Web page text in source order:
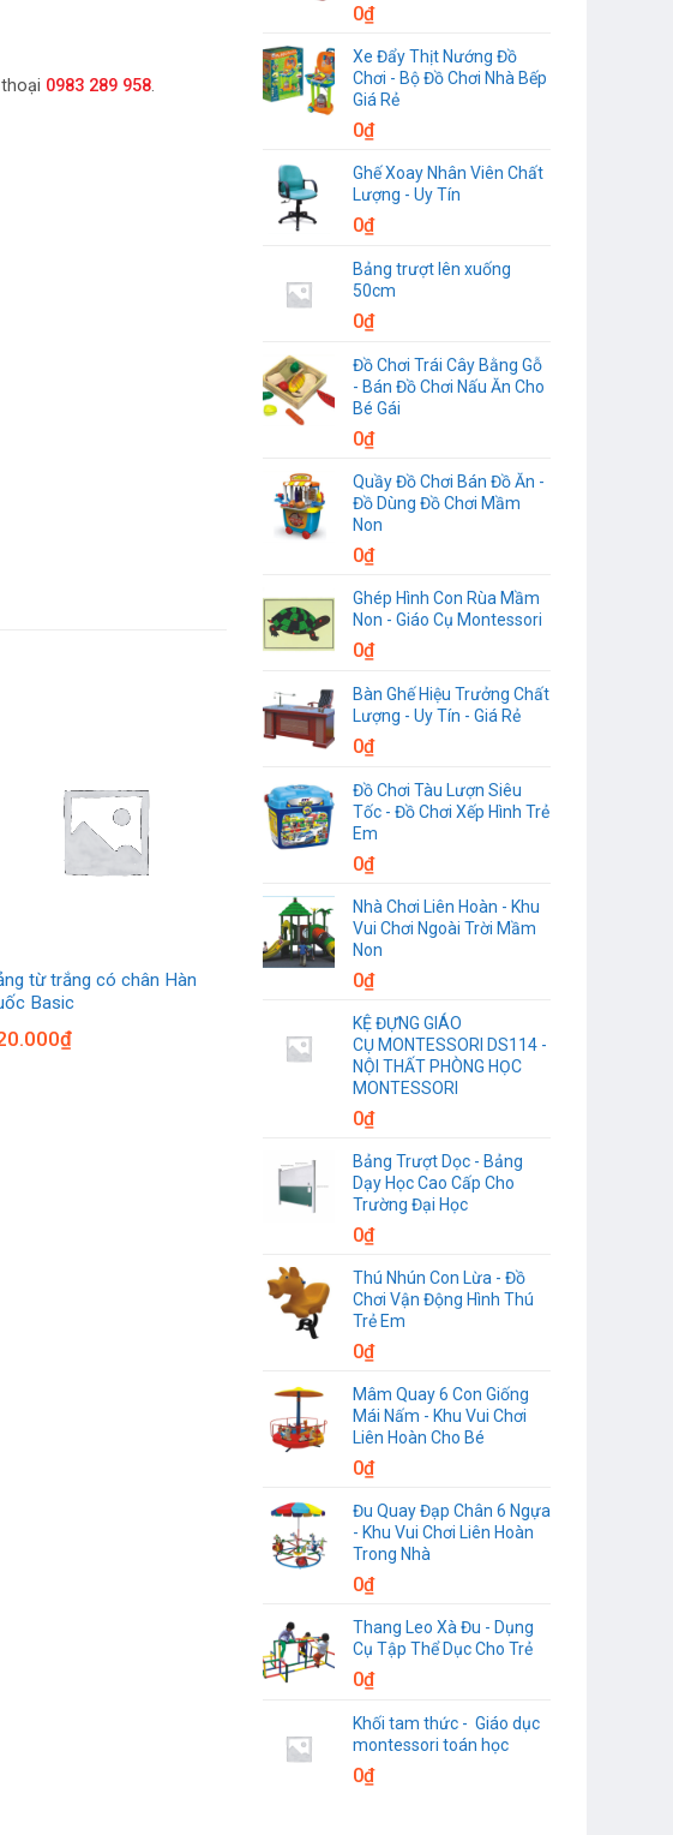
0983 289 958.
từ trắng có chân Hàn
Basic
₫
0₫
Xe Đẩy Thịt Nướng Đồ
Chơi - Bộ Đồ Chơi Nhà Bếp
Giá Rẻ
0₫
Ghế Xoay Nhân Viên Chất
Lượng - Uy Tín
0₫
Bảng trượt lên xuống
50cm
0₫
Đồ Chơi Trái Cây Bằng Gỗ
- Bán Đồ Chơi Nấu Ăn Cho
Bé Gái
0₫
Quầy Đồ Chơi Bán Đồ Ăn -
Đồ Dùng Đồ Chơi Mầm
Non
0₫
Ghép Hình Con Rùa Mầm
Non - Giáo Cụ Montessori
0₫
Bàn Ghế Hiệu Trưởng Chất
Lượng - Uy Tín - Giá Rẻ
0₫
Đồ Chơi Tàu Lượn Siêu
Tốc - Đồ Chơi Xếp Hình Trẻ
Em
0₫
Nhà Chơi Liên Hoàn - Khu
Vui Chơi Ngoài Trời Mầm
Non
0₫
KỆ ĐỰNG GIÁO
CỤ MONTESSORI DS114 -
NỘI THẤT PHÒNG HỌC
MONTESSORI
0₫
Bảng Trượt Dọc - Bảng
Dạy Học Cao Cấp Cho
Trường Đại Học
0₫
Thú Nhún Con Lừa - Đồ
Chơi Vận Động Hình Thú
Trẻ Em
0₫
Mâm Quay 6 Con Giống
Mái Nấm - Khu Vui Chơi
Liên Hoàn Cho Bé
0₫
Đu Quay Đạp Chân 6 Ngựa
- Khu Vui Chơi Liên Hoàn
Trong Nhà
0₫
Thang Leo Xà Đu - Dụng
Cụ Tập Thể Dục Cho Trẻ
0₫
Khối tam thức - Giáo dục
montessori toán học
0₫